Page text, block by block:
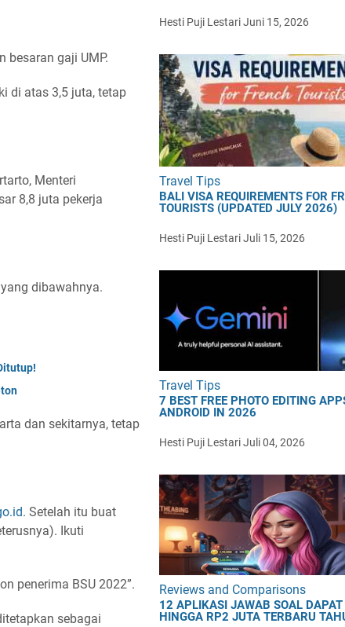
besaran gaji UMP.
di atas 3,5 juta, tetap
Menteri
8,8 juta pekerja
dibawahnya.
dan sekitarnya, tetap
. Setelah itu buat
Ikuti
penerima BSU 2022”.
sebagai
Hesti Puji LestariJuni 15, 2026
Travel Tips
BALI VISA REQUIREMENTS FOR
TOURISTS (UPDATED JULY 2026)
Hesti Puji LestariJuli 15, 2026
Travel Tips
7 BEST FREE PHOTO EDITING
ANDROID IN 2026
Hesti Puji LestariJuli 04, 2026
Reviews and Comparisons
12 APLIKASI JAWAB SOAL
HINGGA RP2 JUTA TERBARU